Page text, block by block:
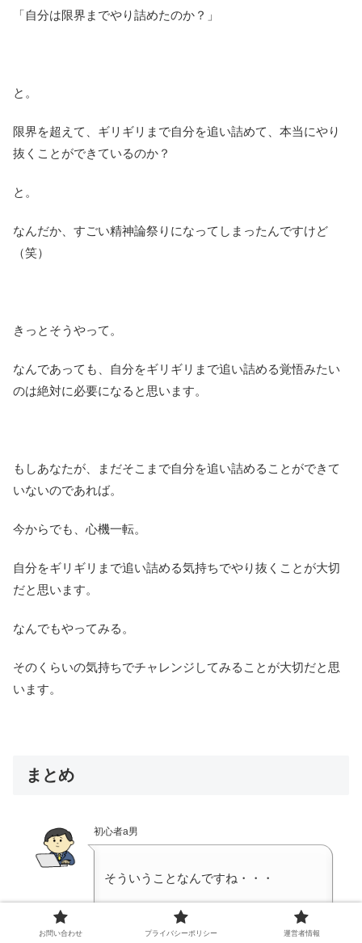
「自分は限界までやり詰めたのか？」
と。
限界を超えて、ギリギリまで自分を追い詰めて、本当にやり
抜くことができているのか？
と。
なんだか、すごい精神論祭りになってしまったんですけど
（笑）
きっとそうやって。
なんであっても、自分をギリギリまで追い詰める覚悟みたい
のは絶対に必要になると思います。
もしあなたが、まだそこまで自分を追い詰めることができて
いないのであれば。
今からでも、心機一転。
自分をギリギリまで追い詰める気持ちでやり抜くことが大切
だと思います。
なんでもやってみる。
そのくらいの気持ちでチャレンジしてみることが大切だと思
います。
まとめ
初心者a男
そういうことなんですね・・・
お問い合わせ プライバシーポリシー 運営者情報